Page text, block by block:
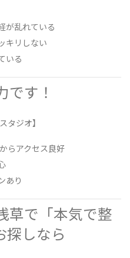
が乱れている
キリしない
いる
です！
タジオ】
らアクセス良好
あり
草で「本気で整
探しなら